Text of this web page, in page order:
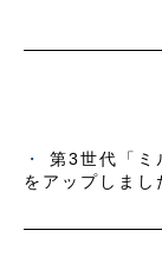
第3世代「ミ
をアップしまし